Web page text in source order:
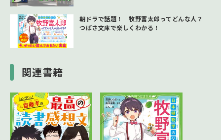
朝ドラで話題！ 牧野富太郎ってどんな人？
つばさ文庫で楽しくわかる！
関連書籍